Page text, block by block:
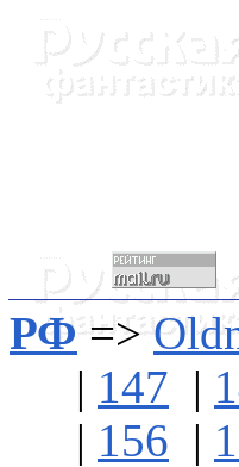
РФ=>
| 147 |
| 156 |